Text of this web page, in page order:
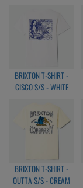
RED/BRIGHT GOLD
BRIXTON T-SHIRT -
CISCO S/S - WHITE
BRIXTON T-SHIRT -
OUTTA S/S - CREAM